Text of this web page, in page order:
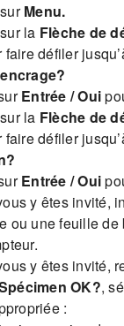
Menu.
la Flèche de
faire défiler
Entrée / Oui
la Flèche de
faire défiler
Entrée / Oui
y êtes invité,
ou une feuille de
y êtes invité,
OK?,
: